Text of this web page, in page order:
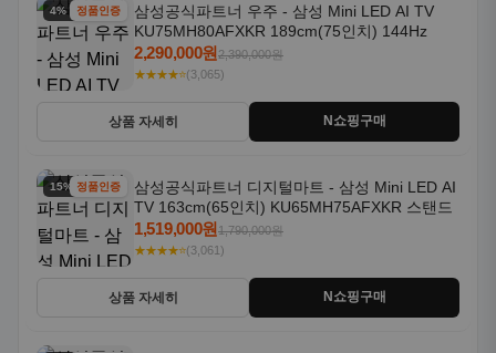
4% 할인정품인증
삼성공식파트너 우주 - 삼성 Mini LED AI TV
KU75MH80AFXKR 189cm(75인치) 144Hz
2,290,000원2,390,000원
★★★★⭐(3,065)
상품 자세히 N쇼핑구매
15% 할인정품인증
삼성공식파트너 디지털마트 - 삼성 Mini LED AI
TV 163cm(65인치) KU65MH75AFXKR 스탠드
1,519,000원1,790,000원
★★★★⭐(3,061)
상품 자세히 N쇼핑구매